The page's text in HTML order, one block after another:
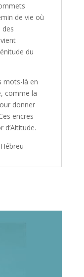
de vie où
des
du
mots-là en
comme la
donner
encres
d’Altitude.